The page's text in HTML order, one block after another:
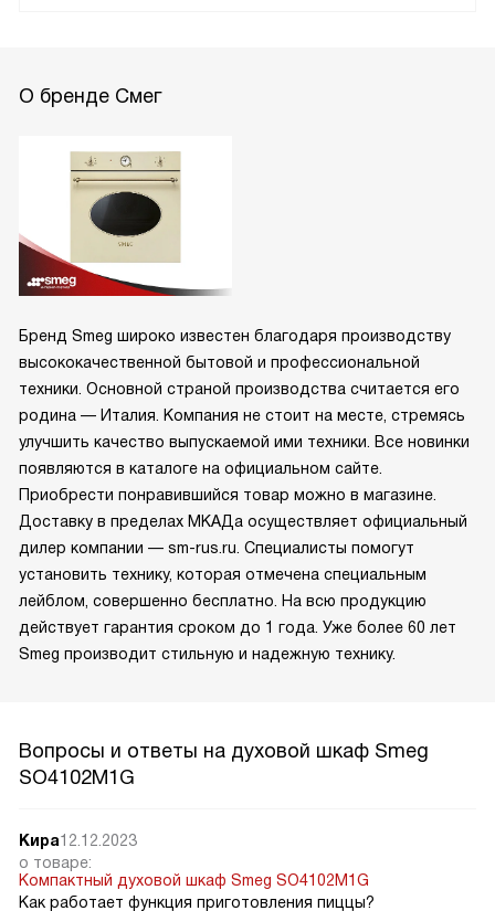
О бренде Смег
Бренд Smeg широко известен благодаря производству
высококачественной бытовой и профессиональной
техники. Основной страной производства считается его
родина — Италия. Компания не стоит на месте, стремясь
улучшить качество выпускаемой ими техники. Все новинки
появляются в каталоге на официальном сайте.
Приобрести понравившийся товар можно в магазине.
Доставку в пределах МКАДа осуществляет официальный
дилер компании — sm-rus.ru. Специалисты помогут
установить технику, которая отмечена специальным
лейблом, совершенно бесплатно. На всю продукцию
действует гарантия сроком до 1 года. Уже более 60 лет
Smeg производит стильную и надежную технику.
Вопросы и ответы на духовой шкаф Smeg
SO4102M1G
Кира12.12.2023
о товаре:
Компактный духовой шкаф Smeg SO4102M1G
Как работает функция приготовления пиццы?